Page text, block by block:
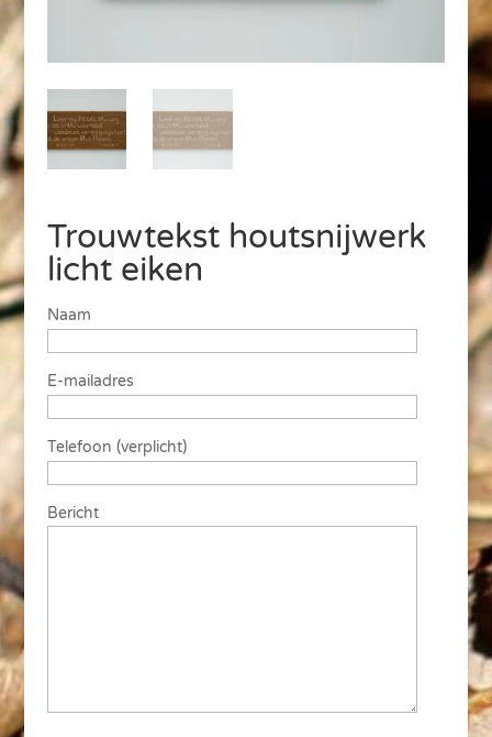
Trouwtekst houtsnijwerk
licht eiken
Naam
E-mailadres
Telefoon (verplicht)
Bericht